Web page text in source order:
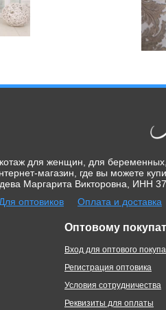
для женщин, для
магазин, где вы можете
Маргарита Викторовна, ИНН
Для оптовиков Оплата и доставка
Оптовому
Вход для оптового
Регистрация оптовика
Условия сотрудничества
Реквизиты для оплаты